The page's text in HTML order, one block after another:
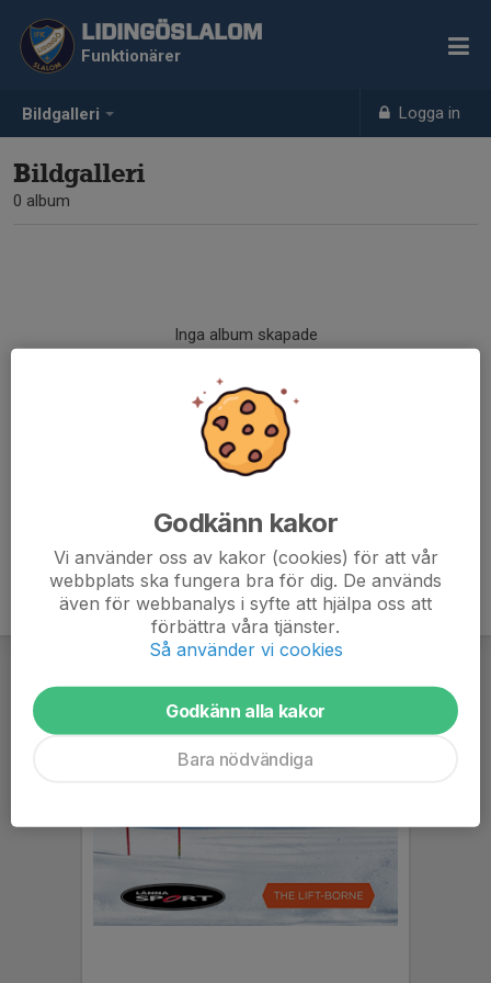
Bildgalleri Logga in
LIDINGÖSLALOM
Funktionärer
Bildgalleri
0 album
Inga album skapade
Godkänn kakor
Vi använder oss av kakor (cookies) för att vår
webbplats ska fungera bra för dig. De används
även för webbanalys i syfte att hjälpa oss att
förbättra våra tjänster.
Så använder vi cookies
Godkänn alla kakor
Bara nödvändiga